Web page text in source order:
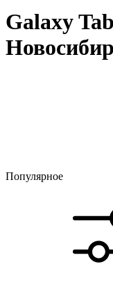
Galaxy
Популярное